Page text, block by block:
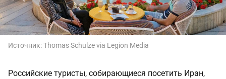
Источник:Thomas Schulze via Legion Media
Российские туристы, собирающиеся посетить Иран,